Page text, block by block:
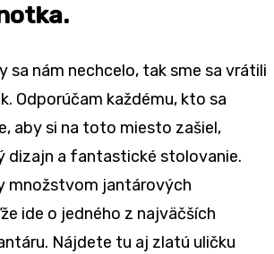
sa nám nechcelo, tak sme sa vrátili
Odporúčam každému, kto sa
aby si na toto miesto zašiel,
dizajn a fantastické stolovanie.
množstvom jantárových
ide o jedného z najväčších
Nájdete tu aj zlatú uličku